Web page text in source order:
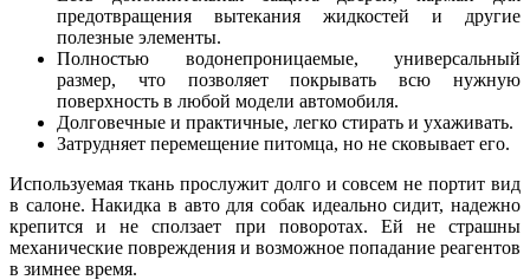
предотвращения вытекания жидкостей и другие
полезные элементы.
Полностью водонепроницаемые, универсальный
размер, что позволяет покрывать всю нужную
поверхность в любой модели автомобиля.
Долговечные и практичные, легко стирать и ухаживать.
Затрудняет перемещение питомца, но не сковывает его.
Используемая ткань прослужит долго и совсем не портит вид
в салоне. Накидка в авто для собак идеально сидит, надежно
крепится и не сползает при поворотах. Ей не страшны
механические повреждения и возможное попадание реагентов
в зимнее время.